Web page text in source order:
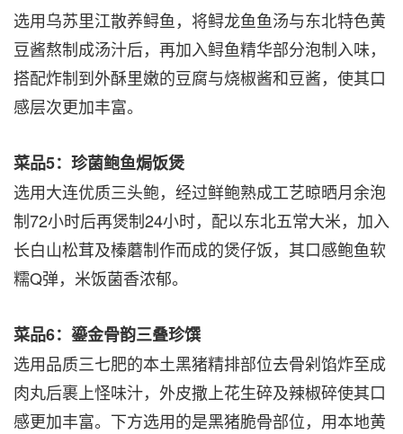
选用乌苏里江散养鲟鱼，将鲟龙鱼鱼汤与东北特色黄
豆酱熬制成汤汁后， 再加入鲟鱼精华部分泡制入味，
搭配炸制到外酥里嫩的豆腐与烧椒酱和豆酱，使其口
感层次更加丰富。
菜品5：珍菌鲍鱼焗饭煲
选用大连优质三头鲍，经过鲜鲍熟成工艺晾晒月余泡
制72小时后再煲制24小时，配以东北五常大米，加入
长白山松茸及榛蘑制作而成的煲仔饭，其口感鲍鱼软
糯Q弹，米饭菌香浓郁。
菜品6：鎏金骨韵三叠珍馔
选用品质三七肥的本土黑猪精排部位去骨剁馅炸至成
肉丸后裹上怪味汁，外皮撒上花生碎及辣椒碎使其口
感更加丰富。下方选用的是黑猪脆骨部位，用本地黄